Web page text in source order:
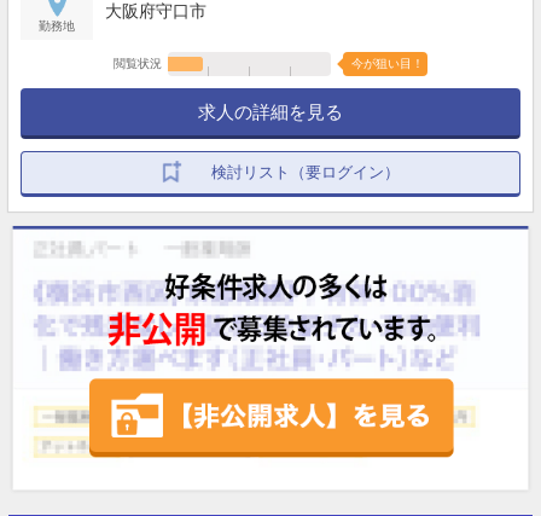
勤務地
大阪府守口市
閲覧状況 今が狙い目！
求人の詳細を見る
検討リスト（要ログイン）